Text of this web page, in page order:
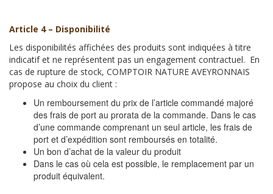
Article 4 – Disponibilité
Les disponibilités affichées des produits sont indiquées à titre
indicatif et ne représentent pas un engagement contractuel. En
cas de rupture de stock, COMPTOIR NATURE AVEYRONNAIS
propose au choix du client :
Un remboursement du prix de l’article commandé majoré
des frais de port au prorata de la commande. Dans le cas
d’une commande comprenant un seul article, les frais de
port et d’expédition sont remboursés en totalité.
Un bon d’achat de la valeur du produit
Dans le cas où cela est possible, le remplacement par un
produit équivalent.